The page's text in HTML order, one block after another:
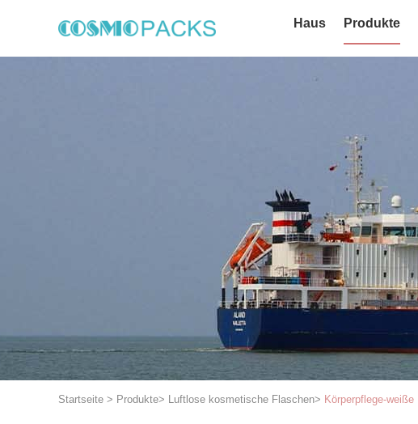
Haus Produkte
Startseite > Produkte> Luftlose kosmetische Flaschen> Körperpflege-